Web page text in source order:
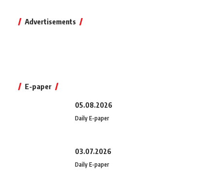
Advertisements
E-paper
05.08.2026
Daily E-paper
03.07.2026
Daily E-paper